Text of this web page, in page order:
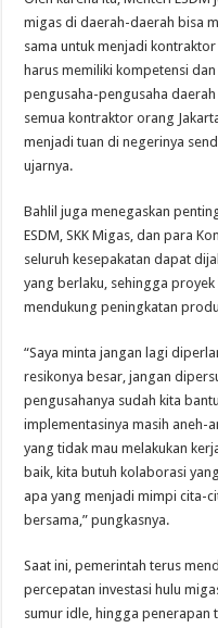
migas di daerah-daerah bisa
sama untuk menjadi
harus memiliki kompetensi
pengusaha-pengusaha
semua kontraktor orang
menjadi tuan di negerinya
ujarnya.
Bahlil juga menegaskan
ESDM, SKK Migas, dan para
seluruh kesepakatan dapat
yang berlaku, sehingga
mendukung peningkatan
“Saya minta jangan lagi
resikonya besar, jangan
pengusahanya sudah kita
implementasinya masih aneh-
yang tidak mau melakukan
baik, kita butuh kolaborasi
apa yang menjadi mimpi cita-
bersama,” pungkasnya.
Saat ini, pemerintah terus
percepatan investasi hulu
sumur idle, hingga penerapan